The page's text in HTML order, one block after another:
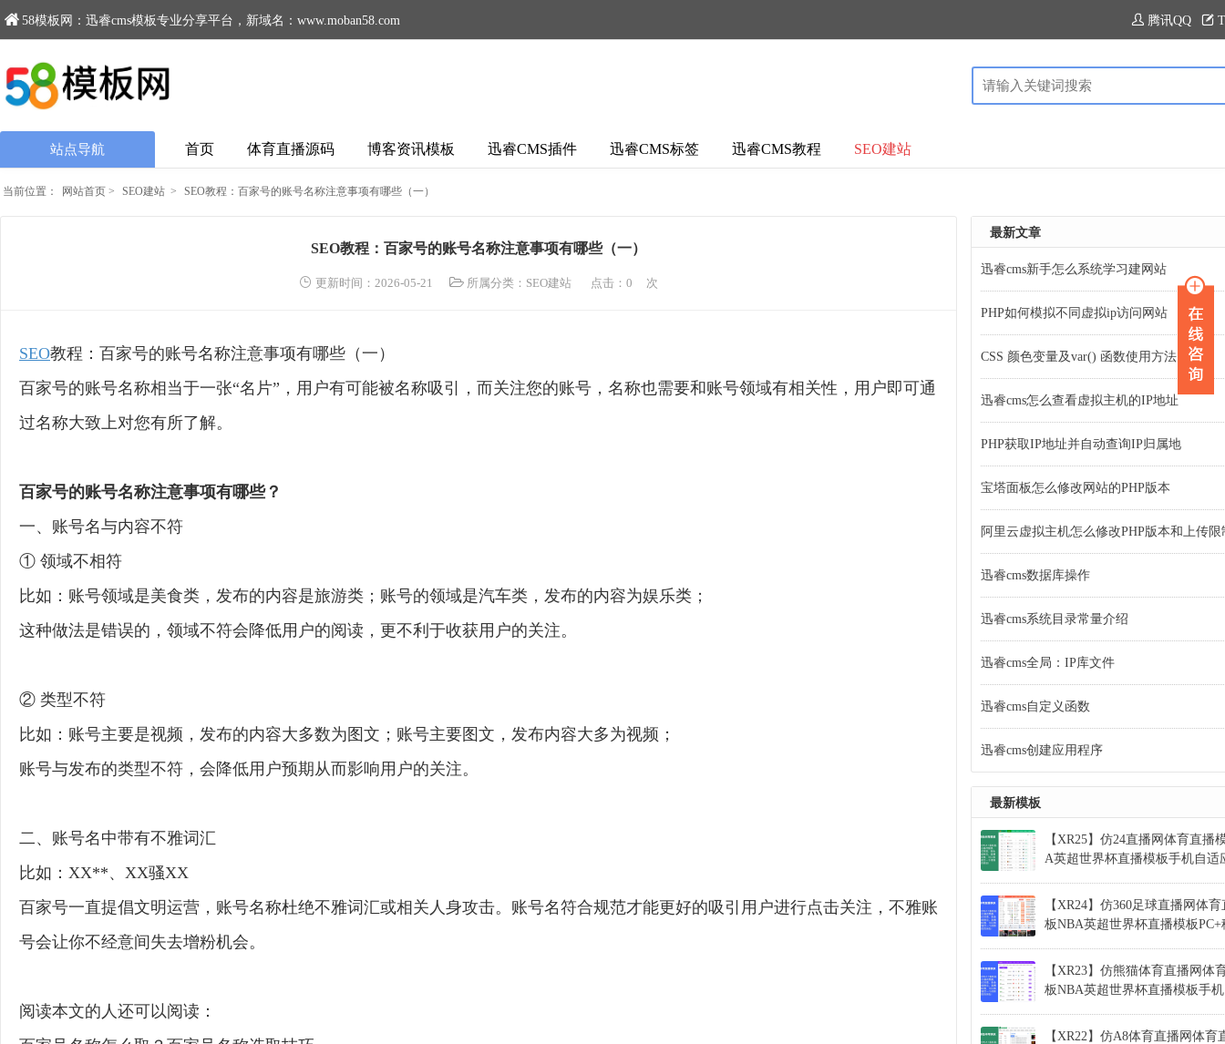
58模板网：迅睿cms模板专业分享平台，新域名：www.moban58.com 腾讯QQ
站点导航 首页 体育直播源码 博客资讯模板 迅睿CMS插件 迅睿CMS标签 迅睿CMS教程 SEO建站
当前位置： 网站首页 > SEO建站 > SEO教程：百家号的账号名称注意事项有哪些（一）
SEO教程：百家号的账号名称注意事项有哪些（一）
更新时间：2026-05-21 所属分类： SEO建站 点击： 0 次
SEO教程：百家号的账号名称注意事项有哪些（一）
百家号的账号名称相当于一张“名片”，用户有可能被名称吸引，而关注您的账号，名称也需要和账号领域有相关性，用户即可通
过名称大致上对您有所了解。
百家号的账号名称注意事项有哪些？
一、账号名与内容不符
① 领域不相符
比如：账号领域是美食类，发布的内容是旅游类；账号的领域是汽车类，发布的内容为娱乐类；
这种做法是错误的，领域不符会降低用户的阅读，更不利于收获用户的关注。
② 类型不符
比如：账号主要是视频，发布的内容大多数为图文；账号主要图文，发布内容大多为视频；
账号与发布的类型不符，会降低用户预期从而影响用户的关注。
二、账号名中带有不雅词汇
比如：XX**、XX骚XX
百家号一直提倡文明运营，账号名称杜绝不雅词汇或相关人身攻击。账号名符合规范才能更好的吸引用户进行点击关注，不雅账
号会让你不经意间失去增粉机会。
阅读本文的人还可以阅读：
最新文章
迅睿cms新手怎么系统学习建网站
PHP如何模拟不同虚拟ip访问网站
CSS 颜色变量及var() 函数使用方法
迅睿cms怎么查看虚拟主机的IP地址
PHP获取IP地址并自动查询IP归属地
宝塔面板怎么修改网站的PHP版本
阿里云虚拟主机怎么修改PHP版本和上传限
迅睿cms数据库操作
迅睿cms系统目录常量介绍
迅睿cms全局：IP库文件
迅睿cms自定义函数
迅睿cms创建应用程序
最新模板
【XR25】仿24直播网体育直播
A英超世界杯直播模板手机自适
【XR24】仿360足球直播网体
板NBA英超世界杯直播模板PC+
【XR23】仿熊猫体育直播网体
板NBA英超世界杯直播模板手
【XR22】仿A8体育直播网体育